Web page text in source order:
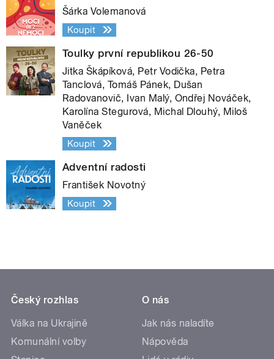
Šárka Volemanová
Koupit
Toulky první republikou 26-50
Jitka Škápíková, Petr Vodička, Petra
Tanclová, Tomáš Pánek, Dušan
Radovanovič, Ivan Malý, Ondřej Nováček,
Karolína Stegurová, Michal Dlouhý, Miloš
Vaněček
Koupit
Adventní radosti
František Novotný
Koupit
Český rozhlas
Válka na Ukrajině
Komunální volby
O nás
Jak nás naladíte
Nápověda